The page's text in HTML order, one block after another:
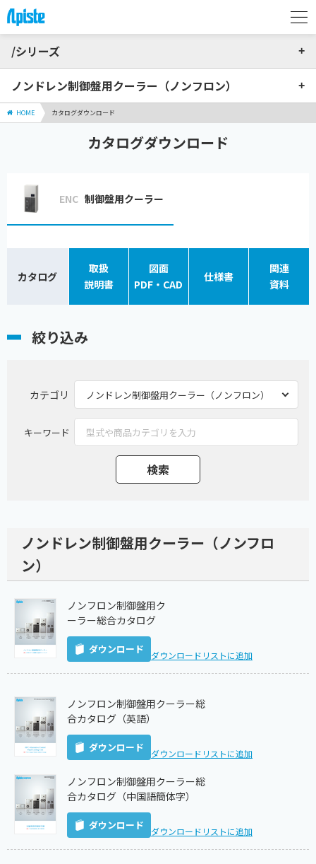
/シリーズ
ノンドレン制御盤用クーラー（ノンフロン）
HOME カタログダウンロード
カタログダウンロード
ENC 制御盤用クーラー
カタログ
取扱
説明書
図面
PDF・CAD
仕様書
関連
資料
絞り込み
カテゴリ
キーワード
ノンドレン制御盤用クーラー（ノンフロ
ン）
ノンフロン制御盤用ク
ーラー総合カタログ
ダウンロード ダウンロードリストに追加
ノンフロン制御盤用クーラー総
合カタログ（英語）
ダウンロード ダウンロードリストに追加
ノンフロン制御盤用クーラー総
合カタログ（中国語簡体字）
ダウンロード ダウンロードリストに追加